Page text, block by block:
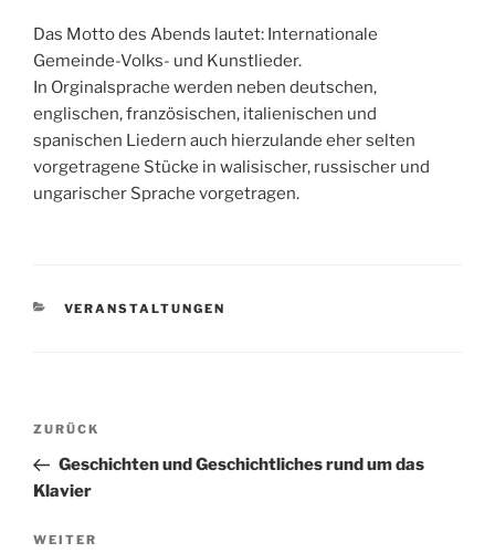
Das Motto des Abends lautet: Internationale
Gemeinde-Volks- und Kunstlieder.
In Orginalsprache werden neben deutschen,
englischen, französischen, italienischen und
spanischen Liedern auch hierzulande eher selten
vorgetragene Stücke in walisischer, russischer und
ungarischer Sprache vorgetragen.
KATEGORIEN
VERANSTALTUNGEN
Beitragsnavigation
Vorheriger
Beitrag
ZURÜCK
Geschichten und Geschichtliches rund um das
Klavier
Nächster
WEITER